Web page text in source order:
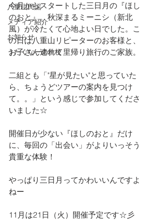
八重山民謡
メディア紹介
お知らせ
うたくなーの学校
今月からスタートした三日月の『ほし
のおと』。秋深まるミーニシ（新北
風）が冷たくて心地よい日でした。こ
の日は八重山リピーターのお客様と、
お子さん連れて里帰り旅行のご家族。
二組とも「"星が見たい"と思っていた
ら、ちょうどツアーの案内を見つけ
て。。」という感じで参加してくださ
いました☆
開催日が少ない『ほしのおと』だけ
に、毎回の「出会い」がよりいっそう
貴重な体験！
やっぱり三日月ってかわいいんですよ
ねー
11月は21日（火）開催予定です☆彡